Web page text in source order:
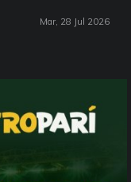
Mar, 28 Jul 2026